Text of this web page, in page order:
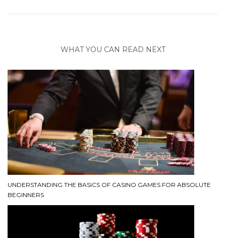
WHAT YOU CAN READ NEXT
UNDERSTANDING THE BASICS OF CASINO GAMES FOR ABSOLUTE
BEGINNERS